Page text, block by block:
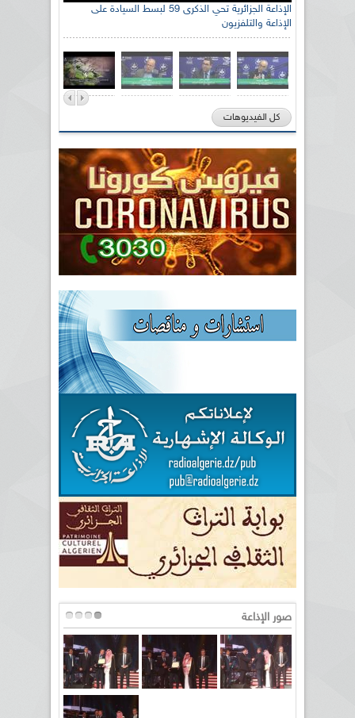
الإذاعة الجزائرية تحي الذكرى 59 لبسط السيادة على
الإذاعة والتلفزيون
كل الفيديوهات
صور الإذاعة